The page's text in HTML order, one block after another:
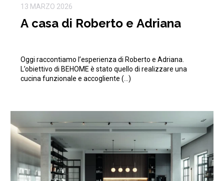
13 MARZO 2026
A casa di Roberto e Adriana
Oggi raccontiamo l’esperienza di Roberto e Adriana.
L’obiettivo di BEHOME è stato quello di realizzare una
cucina funzionale e accogliente (…)